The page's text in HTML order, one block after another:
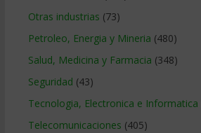
Otras industrias (73)
Petroleo, Energia y Mineria (480)
Salud, Medicina y Farmacia (348)
Seguridad (43)
Tecnologia, Electronica e Informatica
Telecomunicaciones (405)